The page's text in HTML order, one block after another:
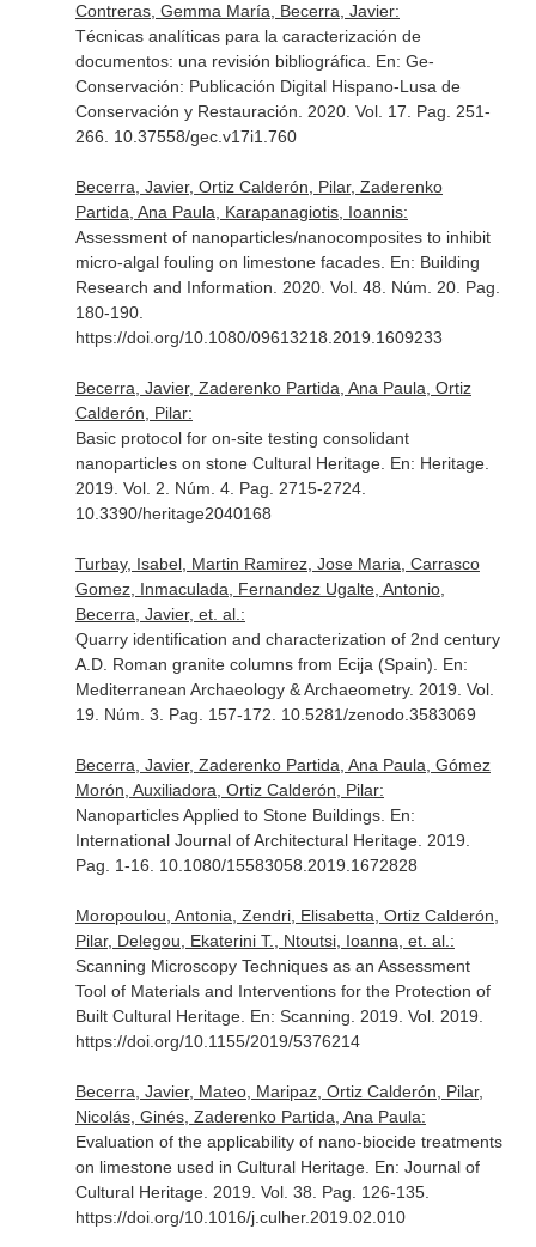
Contreras, Gemma María, Becerra, Javier:
Técnicas analíticas para la caracterización de
documentos: una revisión bibliográfica. En: Ge-
Conservación: Publicación Digital Hispano-Lusa de
Conservación y Restauración . 2020. Vol. 17. Pag. 251-
266. 10.37558/gec.v17i1.760
Becerra, Javier, Ortiz Calderón, Pilar, Zaderenko
Partida, Ana Paula, Karapanagiotis, Ioannis:
Assessment of nanoparticles/nanocomposites to inhibit
micro-algal fouling on limestone facades. En: Building
Research and Information . 2020. Vol. 48. Núm. 20. Pag.
180-190.
https://doi.org/10.1080/09613218.2019.1609233
Becerra, Javier, Zaderenko Partida, Ana Paula, Ortiz
Calderón, Pilar:
Basic protocol for on-site testing consolidant
nanoparticles on stone Cultural Heritage. En: Heritage.
2019. Vol. 2. Núm. 4. Pag. 2715-2724.
10.3390/heritage2040168
Turbay, Isabel, Martin Ramirez, Jose Maria, Carrasco
Gomez, Inmaculada, Fernandez Ugalte, Antonio,
Becerra, Javier, et. al.:
Quarry identification and characterization of 2nd century
A.D. Roman granite columns from Ecija (Spain). En:
Mediterranean Archaeology & Archaeometry. 2019. Vol.
19. Núm. 3. Pag. 157-172. 10.5281/zenodo.3583069
Becerra, Javier, Zaderenko Partida, Ana Paula, Gómez
Morón, Auxiliadora, Ortiz Calderón, Pilar:
Nanoparticles Applied to Stone Buildings. En:
International Journal of Architectural Heritage. 2019.
Pag. 1-16. 10.1080/15583058.2019.1672828
Moropoulou, Antonia, Zendri, Elisabetta, Ortiz Calderón,
Pilar, Delegou, Ekaterini T., Ntoutsi, Ioanna, et. al.:
Scanning Microscopy Techniques as an Assessment
Tool of Materials and Interventions for the Protection of
Built Cultural Heritage. En: Scanning . 2019. Vol. 2019.
https://doi.org/10.1155/2019/5376214
Becerra, Javier, Mateo, Maripaz, Ortiz Calderón, Pilar,
Nicolás, Ginés, Zaderenko Partida, Ana Paula:
Evaluation of the applicability of nano-biocide treatments
on limestone used in Cultural Heritage. En: Journal of
Cultural Heritage. 2019. Vol. 38. Pag. 126-135.
https://doi.org/10.1016/j.culher.2019.02.010